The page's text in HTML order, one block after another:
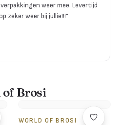
weer mee. Levertijd
zeker weer bij jullie!!!”
of Brosi
WORLD OF BROSI